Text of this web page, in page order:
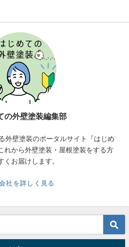
の外壁塗装編集部
外壁塗装のポータルサイト『はじめ
れから外壁塗装・屋根塗装をする方
くお届けします。
社を詳しく見る